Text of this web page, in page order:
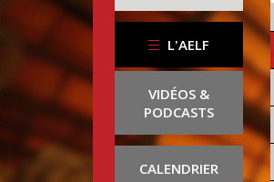
L'AELF
VIDÉOS &
PODCASTS
CALENDRIER